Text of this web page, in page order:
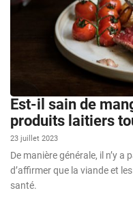
Est-il sain de
produits laitiers
23 juillet 2023
De manière générale, il n’y
d’affirmer que la viande et
santé.